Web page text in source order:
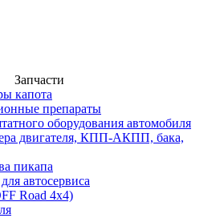
Запчасти
капота
препараты
оборудования автомобиля
двигателя, КПП-АКПП, бака,
пикапа
автосервиса
Road 4x4)